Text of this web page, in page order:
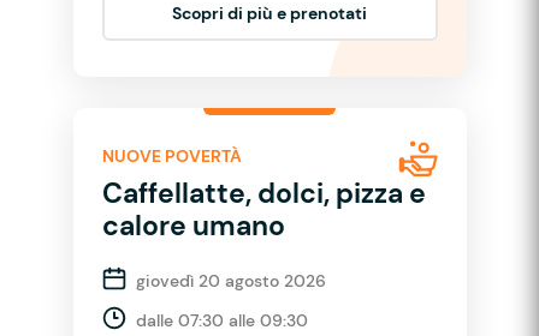
Scopri di più e prenotati
NUOVE POVERTÀ
Caffellatte, dolci, pizza e
calore umano
giovedì 20 agosto 2026
dalle 07:30 alle 09:30